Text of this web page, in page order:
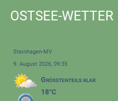
OSTSEE-WETTER
Steinhagen-MV
9. August 2026, 09:35
Größtenteils klar
18°C